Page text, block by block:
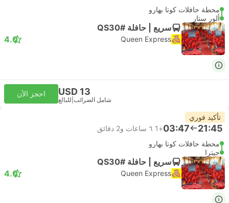
محطة حافلات كوتا بهارو
ألور ستار
سريع | حافلة #QS30
Queen Express
4.0
USD 13
شامل الضرائب للبالغ
احجز الآن
تأكيد فوري
21:45
03:47
+1
٦ ساعات و‫2 دقائق
محطة حافلات كوتا بهارو
جيترا
سريع | حافلة #QS30
Queen Express
4.0